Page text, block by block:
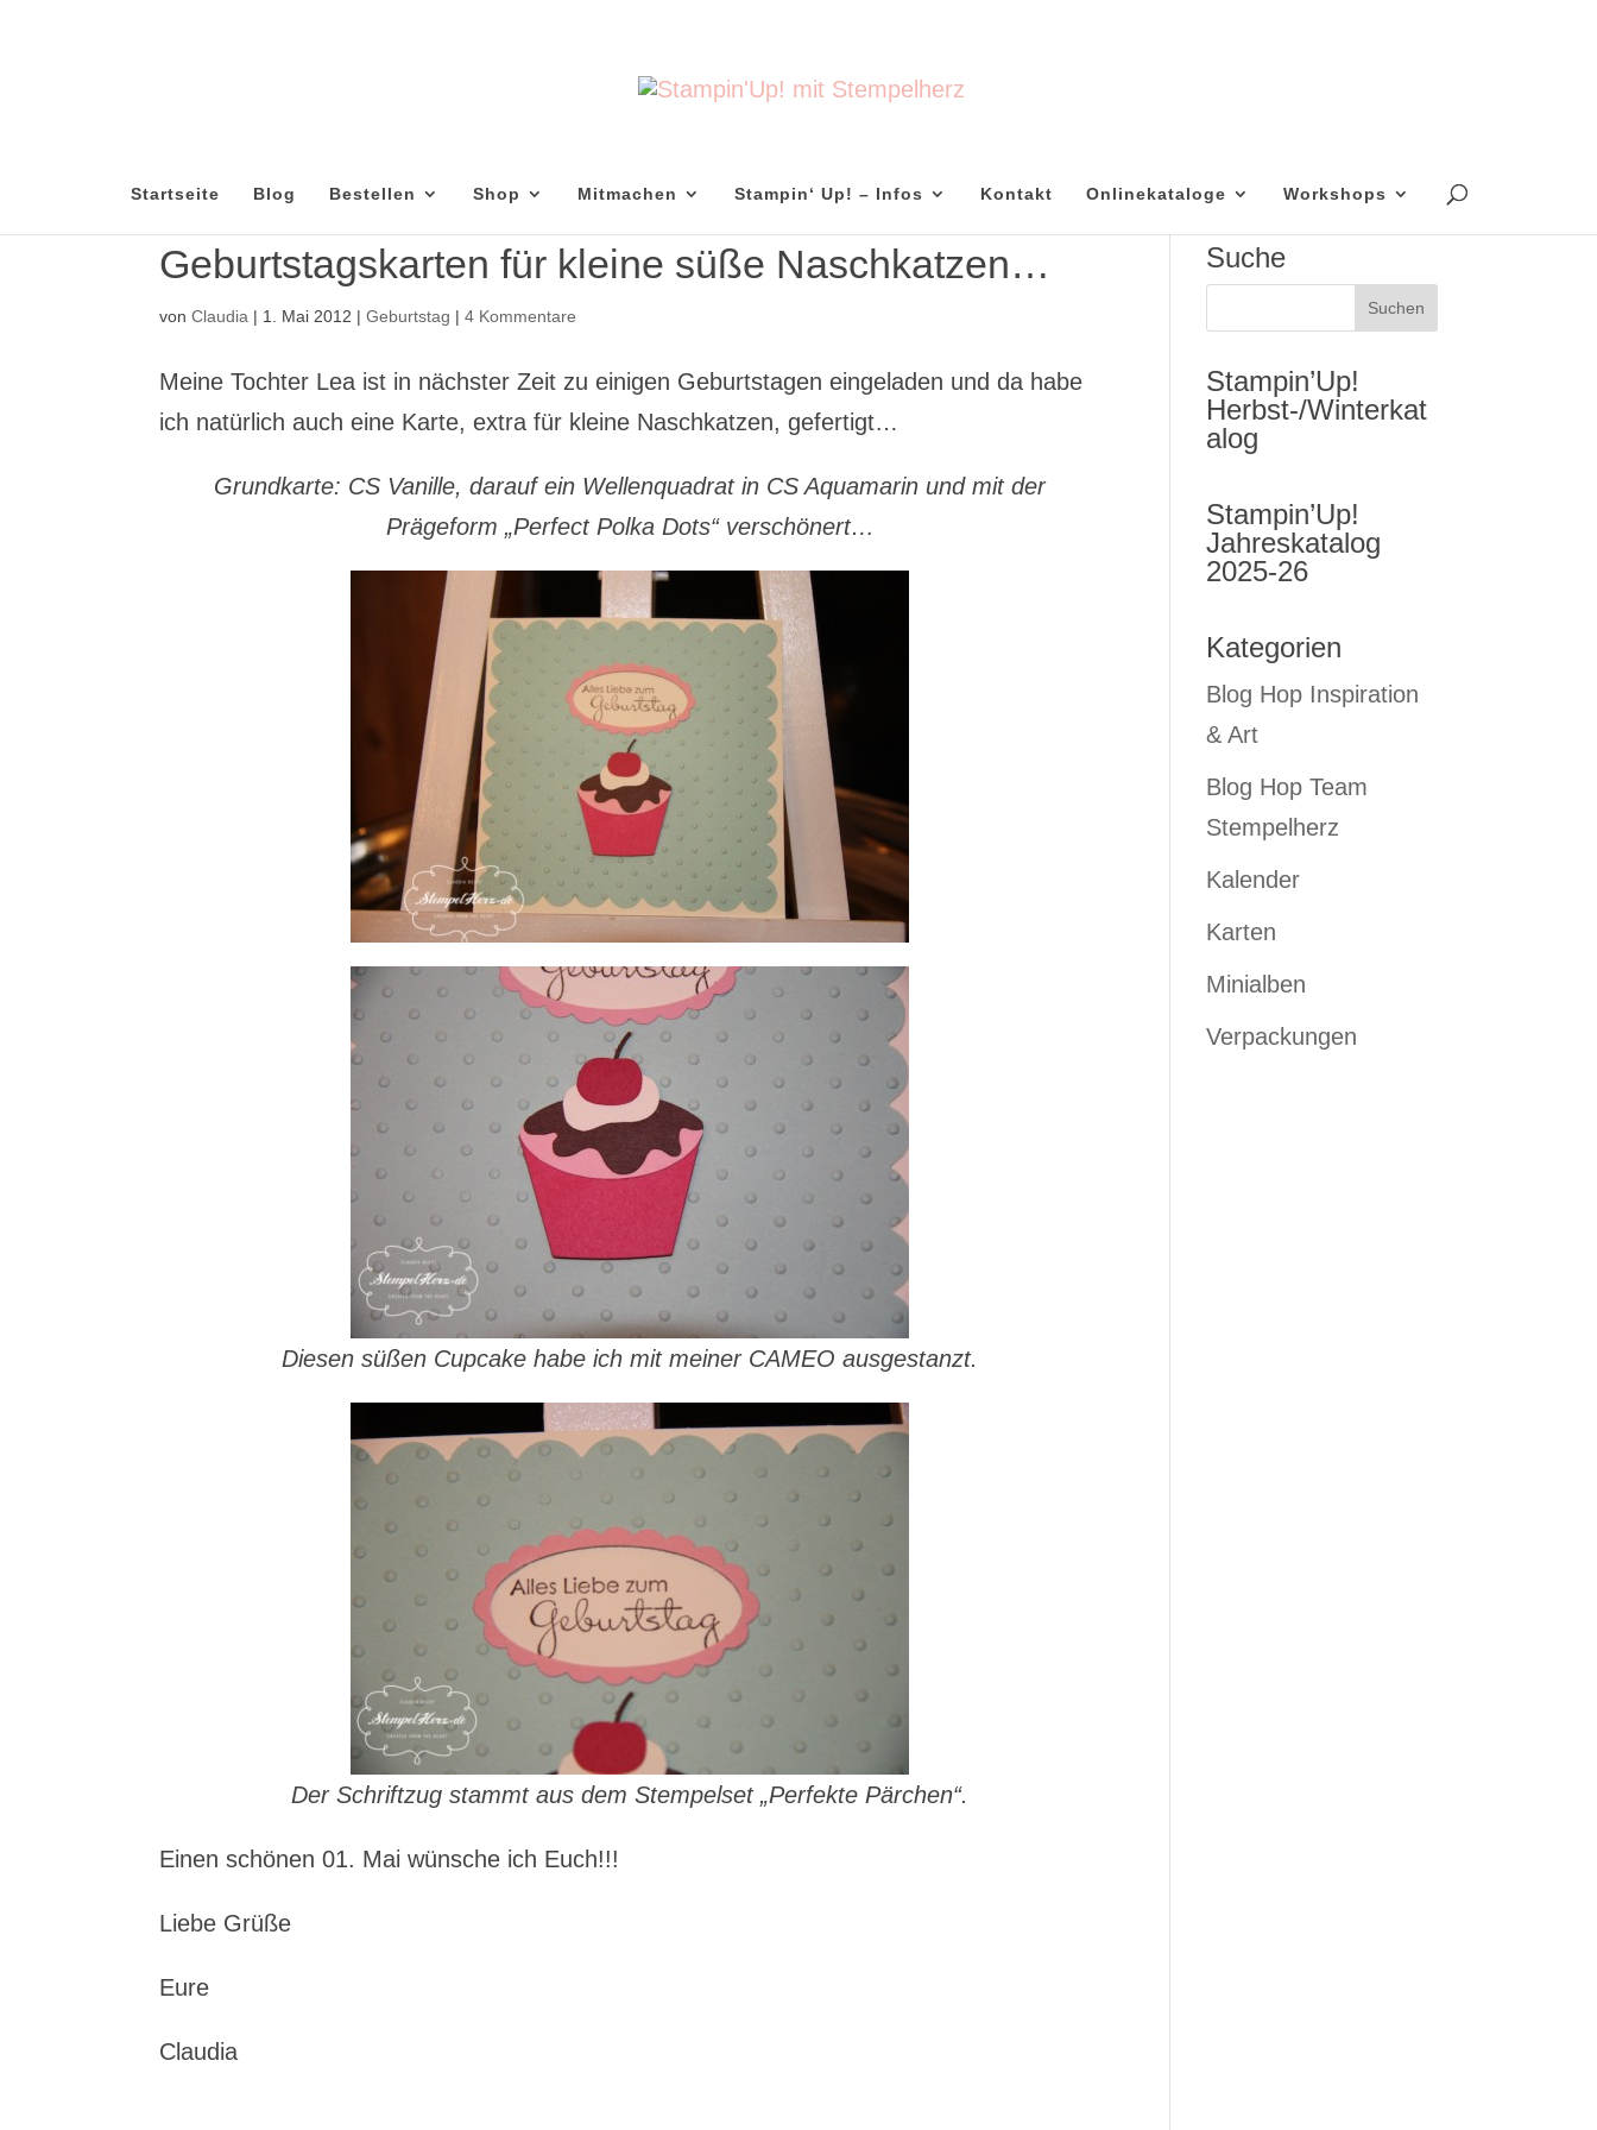
Startseite Blog Bestellen Shop Mitmachen Stampin‘ Up! – Infos Kontakt Onlinekataloge Workshops
Geburtstagskarten für kleine süße Naschkatzen…
vonClaudia | 1. Mai 2012 |Geburtstag |4 Kommentare
Meine Tochter Lea ist in nächster Zeit zu einigen Geburtstagen eingeladen und da habe
ich natürlich auch eine Karte, extra für kleine Naschkatzen, gefertigt…
Grundkarte: CS Vanille, darauf ein Wellenquadrat in CS Aquamarin und mit der
Prägeform „Perfect Polka Dots“ verschönert…
Diesen süßen Cupcake habe ich mit meiner CAMEO ausgestanzt.
Der Schriftzug stammt aus dem Stempelset „Perfekte Pärchen“.
Einen schönen 01. Mai wünsche ich Euch!!!
Liebe Grüße
Eure
Claudia
Suche
Stampin’Up!
Herbst-/Winterkat
alog
Stampin’Up!
Jahreskatalog
2025-26
Kategorien
Blog Hop Inspiration
& Art
Blog Hop Team
Stempelherz
Kalender
Karten
Minialben
Verpackungen